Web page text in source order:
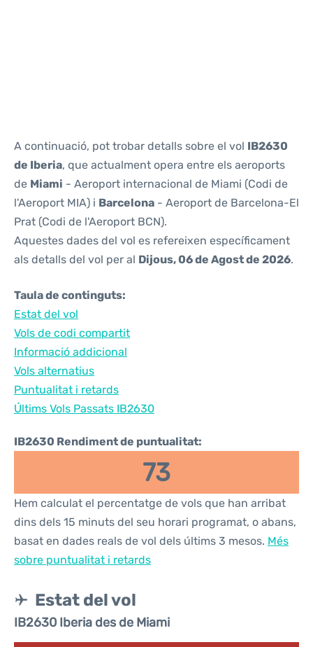
A continuació, pot trobar detalls sobre el vol IB2630
de Iberia, que actualment opera entre els aeroports
de Miami - Aeroport internacional de Miami (Codi de
l'Aeroport MIA) i Barcelona - Aeroport de Barcelona-El
Prat (Codi de l'Aeroport BCN).
Aquestes dades del vol es refereixen específicament
als detalls del vol per al Dijous, 06 de Agost de 2026.
Taula de continguts:
Estat del vol
Vols de codi compartit
Informació addicional
Vols alternatius
Puntualitat i retards
Últims Vols Passats IB2630
IB2630 Rendiment de puntualitat:
73
Hem calculat el percentatge de vols que han arribat
dins dels 15 minuts del seu horari programat, o abans,
basat en dades reals de vol dels últims 3 mesos. Més
sobre puntualitat i retards
Estat del vol
IB2630 Iberia des de Miami